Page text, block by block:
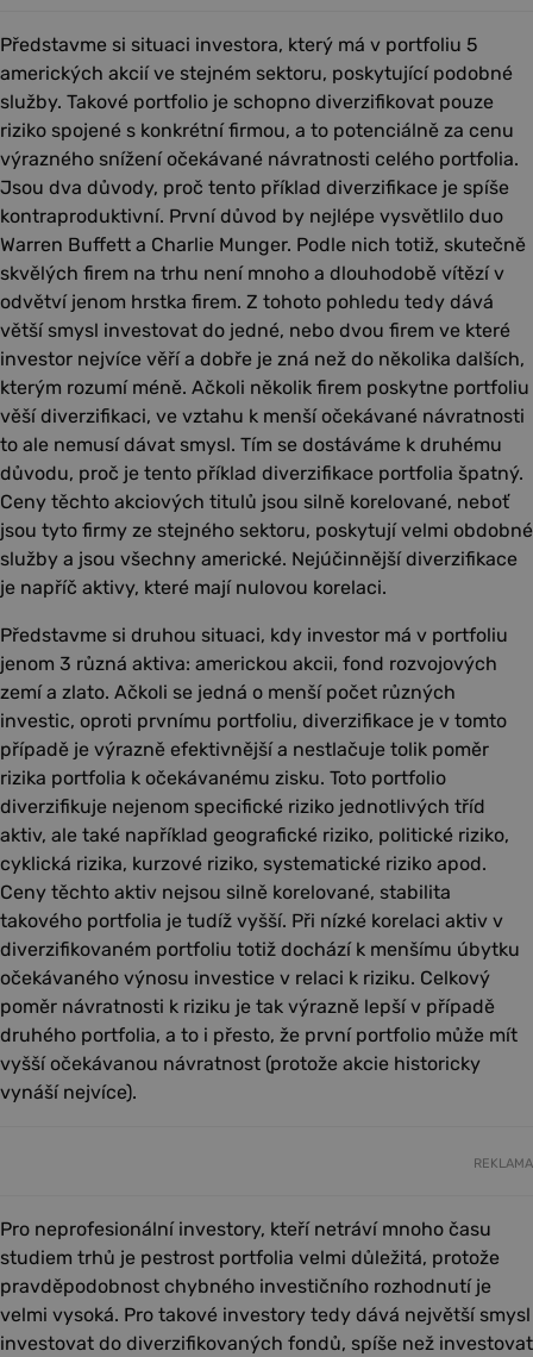
Představme si situaci investora, který má v portfoliu 5
amerických akcií ve stejném sektoru, poskytující podobné
služby. Takové portfolio je schopno diverzifikovat pouze
riziko spojené s konkrétní firmou, a to potenciálně za cenu
výrazného snížení očekávané návratnosti celého portfolia.
Jsou dva důvody, proč tento příklad diverzifikace je spíše
kontraproduktivní. První důvod by nejlépe vysvětlilo duo
Warren Buffett a Charlie Munger. Podle nich totiž, skutečně
skvělých firem na trhu není mnoho a dlouhodobě vítězí v
odvětví jenom hrstka firem. Z tohoto pohledu tedy dává
větší smysl investovat do jedné, nebo dvou firem ve které
investor nejvíce věří a dobře je zná než do několika dalších,
kterým rozumí méně. Ačkoli několik firem poskytne portfoliu
věší diverzifikaci, ve vztahu k menší očekávané návratnosti
to ale nemusí dávat smysl. Tím se dostáváme k druhému
důvodu, proč je tento příklad diverzifikace portfolia špatný.
Ceny těchto akciových titulů jsou silně korelované, neboť
jsou tyto firmy ze stejného sektoru, poskytují velmi obdobné
služby a jsou všechny americké. Nejúčinnější diverzifikace
je napříč aktivy, které mají nulovou korelaci.
Představme si druhou situaci, kdy investor má v portfoliu
jenom 3 různá aktiva: americkou akcii, fond rozvojových
zemí a zlato. Ačkoli se jedná o menší počet různých
investic, oproti prvnímu portfoliu, diverzifikace je v tomto
případě je výrazně efektivnější a nestlačuje tolik poměr
rizika portfolia k očekávanému zisku. Toto portfolio
diverzifikuje nejenom specifické riziko jednotlivých tříd
aktiv, ale také například geografické riziko, politické riziko,
cyklická rizika, kurzové riziko, systematické riziko apod.
Ceny těchto aktiv nejsou silně korelované, stabilita
takového portfolia je tudíž vyšší. Při nízké korelaci aktiv v
diverzifikovaném portfoliu totiž dochází k menšímu úbytku
očekávaného výnosu investice v relaci k riziku. Celkový
poměr návratnosti k riziku je tak výrazně lepší v případě
druhého portfolia, a to i přesto, že první portfolio může mít
vyšší očekávanou návratnost (protože akcie historicky
vynáší nejvíce).
REKLAMA
Pro neprofesionální investory, kteří netráví mnoho času
studiem trhů je pestrost portfolia velmi důležitá, protože
pravděpodobnost chybného investičního rozhodnutí je
velmi vysoká. Pro takové investory tedy dává největší smysl
investovat do diverzifikovaných fondů, spíše než investovat